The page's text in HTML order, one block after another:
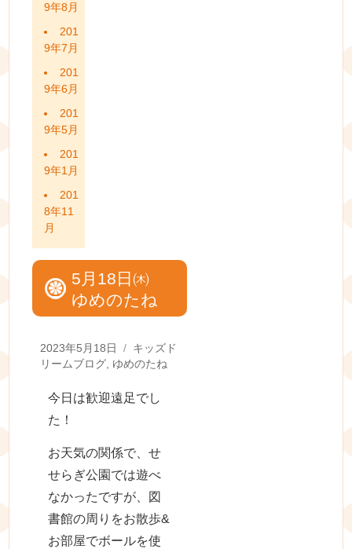
9年8月
201
9年7月
201
9年6月
201
9年5月
201
9年1月
201
8年11
月
5月18日㈭
ゆめのたね
Posted
on
2023年5月18日 Categories
キッズド
リームブログ, ゆめのたね
今日は歓迎遠足でし
た！
お天気の関係で、せ
せらぎ公園では遊べ
なかったですが、図
書館の周りをお散歩&
お部屋でボールを使